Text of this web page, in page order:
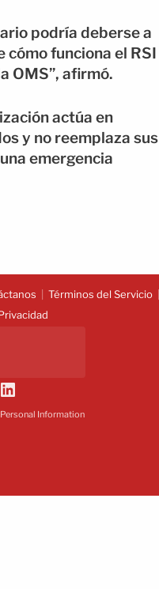
podría deberse a
cómo funciona el RSI
OMS”, afirmó.
actúa en
y no reemplaza sus
emergencia
Términos del Servicio
Information